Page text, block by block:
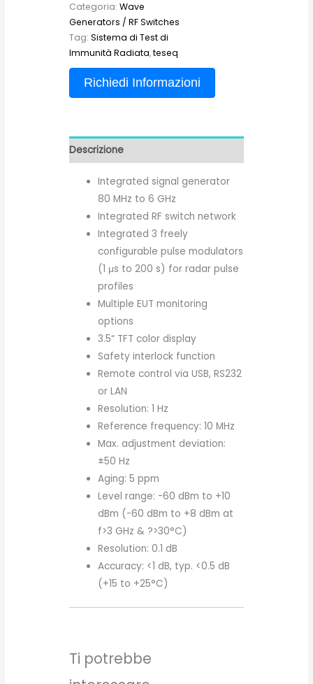
Categoria: Wave
Generators / RF Switches
Tag: Sistema di Test di
Immunità Radiata,teseq
Richiedi Informazioni
Descrizione
Integrated signal generator
80 MHz to 6 GHz
Integrated RF switch network
Integrated 3 freely
configurable pulse modulators
(1 μs to 200 s) for radar pulse
profiles
Multiple EUT monitoring
options
3.5“ TFT color display
Safety interlock function
Remote control via USB, RS232
or LAN
Resolution: 1 Hz
Reference frequency: 10 MHz
Max. adjustment deviation:
±50 Hz
Aging: 5 ppm
Level range: -60 dBm to +10
dBm (-60 dBm to +8 dBm at
f>3 GHz & ?>30°C)
Resolution: 0.1 dB
Accuracy: <1 dB, typ. <0.5 dB
(+15 to +25°C)
Ti potrebbe